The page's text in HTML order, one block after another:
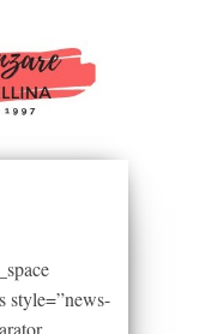
style=”news-